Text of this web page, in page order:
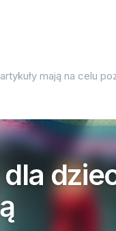
mają na celu